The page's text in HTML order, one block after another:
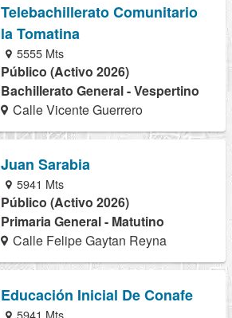
Telebachillerato Comunitario
la Tomatina
5555 Mts
Público (Activo 2026)
Bachillerato General - Vespertino
Calle Vicente Guerrero
Juan Sarabia
5941 Mts
Público (Activo 2026)
Primaria General - Matutino
Calle Felipe Gaytan Reyna
Educación Inicial De Conafe
5941 Mts